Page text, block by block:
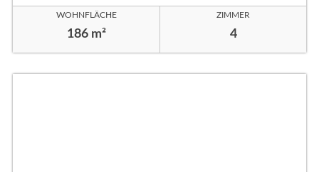
WOHNFLÄCHE
186 m²
ZIMMER
4